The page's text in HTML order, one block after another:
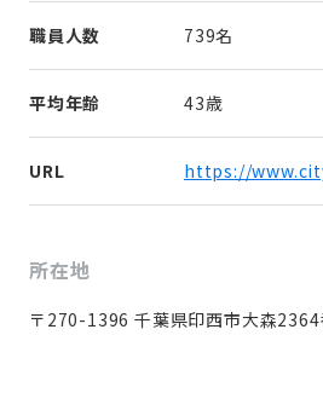
職員人数 739名
平均年齢 43歳
URL https://
所在地
〒270-1396 千葉県印西市大森2364